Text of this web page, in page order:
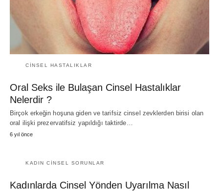
CINSEL HASTALIKLAR
Oral Seks ile Bulaşan Cinsel Hastalıklar
Nelerdir ?
Birçok erkeğin hoşuna giden ve tarifsiz cinsel zevklerden birisi olan
oral ilişki prezervatifsiz yapıldığı taktirde…
6 yıl önce
KADIN CINSEL SORUNLAR
Kadınlarda Cinsel Yönden Uyarılma Nasıl